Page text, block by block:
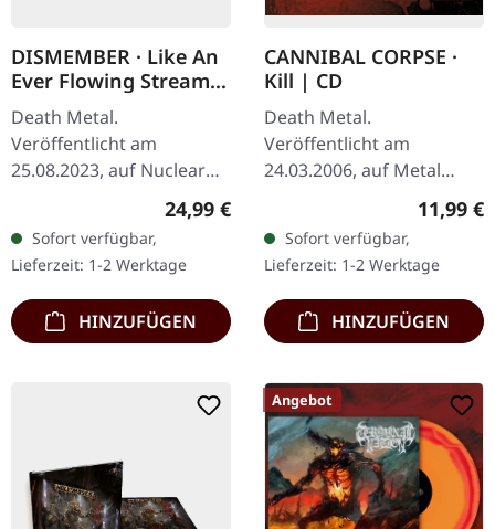
DISMEMBER · Like An
Ever Flowing Stream |
CYAN/BLACK
MARBLED LP
Death Metal.
Veröffentlicht am
25.08.2023, auf Nuclear
Blast Records. Cyan und
schwarz marmoriertes
transparentes Vinyl.
Limitiert auf 500…
Regulärer Preis:
24,99 €
Sofort verfügbar,
Lieferzeit: 1-2 Werktage
HINZUFÜGEN
CANNIBAL CORPSE ·
Kill | CD
Death Metal.
Veröffentlicht am
24.03.2006, auf Metal
Blade Records. CD im
Jewelcase mit 16-seitigem
Booklet. Cannibal Corpse
entfesseln pure
sonische…
11,99 €
Sofort verfügbar,
Lieferzeit: 1-2 Werktage
HINZUFÜGEN
Angebot